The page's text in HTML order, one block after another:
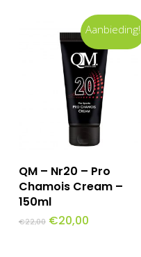
Aanbieding!
Toevoegen Aan
Winkelwagen
QM – Nr20 – Pro
Chamois Cream –
150ml
€22,00 Oorspronkelijke
€20,00Huidige